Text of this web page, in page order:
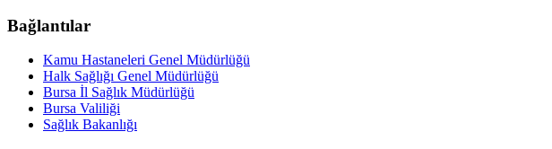
Bağlantılar
Kamu Hastaneleri Genel Müdürlüğü
Halk Sağlığı Genel Müdürlüğü
Bursa İl Sağlık Müdürlüğü
Bursa Valiliği
Sağlık Bakanlığı